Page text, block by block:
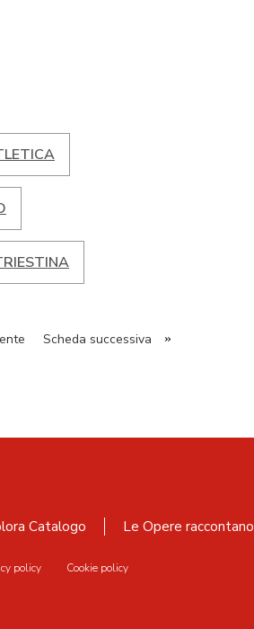
Scheda successiva »
Catalogo Le Opere raccontano
policy Cookie policy